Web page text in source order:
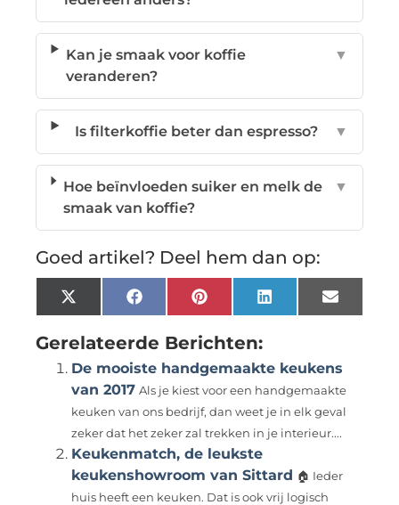
Kan je smaak voor koffie
veranderen?
▼
Is filterkoffie beter dan espresso? ▼
Hoe beïnvloeden suiker en melk de
smaak van koffie?
▼
Goed artikel? Deel hem dan op:
X
(Twitter)
FacebookPinterestLinkedInEmail
Gerelateerde Berichten:
De mooiste handgemaakte keukens
van 2017 Als je kiest voor een handgemaakte
keuken van ons bedrijf, dan weet je in elk geval
zeker dat het zeker zal trekken in je interieur....
Keukenmatch, de leukste
keukenshowroom van Sittard 🏠 Ieder
huis heeft een keuken. Dat is ook vrij logisch